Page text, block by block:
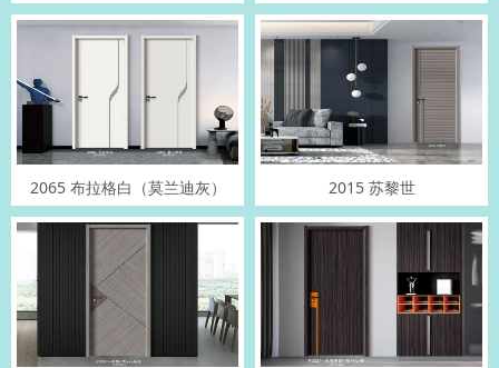
2065 布拉格白（莫兰迪灰） 2015 苏黎世